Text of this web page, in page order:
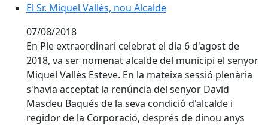
El Sr. Miquel Vallès, nou Alcalde
El Sr. Miquel Vallès, nou Alcalde
07/08/2018
En Ple extraordinari celebrat el dia 6 d'agost de
2018, va ser nomenat alcalde del municipi el senyor
Miquel Vallès Esteve. En la mateixa sessió plenària
s'havia acceptat la renúncia del senyor David
Masdeu Baqués de la seva condició d'alcalde i
regidor de la Corporació, després de dinou anys